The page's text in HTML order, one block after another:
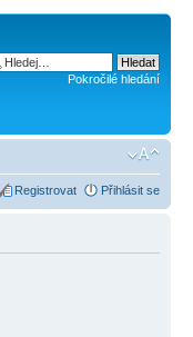
Pokročilé hledání
Registrovat Přihlásit se